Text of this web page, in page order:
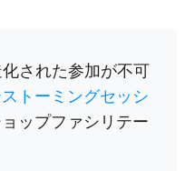
された参加が不可
トーミングセッシ
ップファシリテー